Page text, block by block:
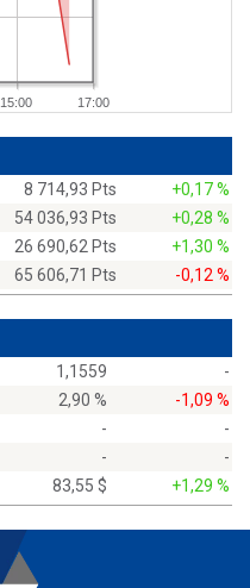
15:00 17:00
8 714,93 Pts
+0,17 %
54 036,93 Pts
+0,28 %
26 690,62 Pts
+1,30 %
65 606,71 Pts -0,12 %
1,1559
-
2,90 %
-1,09 %
-
-
-
-
83,55 $ +1,29 %